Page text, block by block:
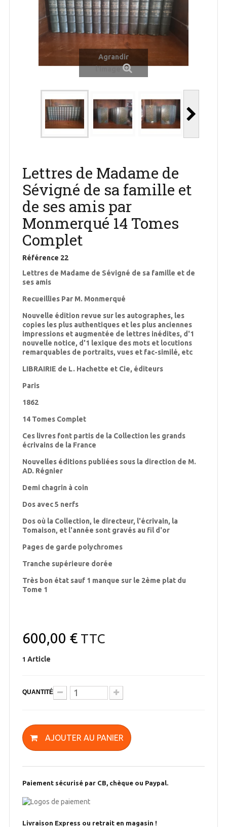
Agrandir
Lettres de Madame de
Sévigné de sa famille et
de ses amis par
Monmerqué 14 Tomes
Complet
Référence 22
Lettres de Madame de Sévigné de sa famille et de
ses amis
Recueillies Par M. Monmerqué
Nouvelle édition revue sur les autographes, les
copies les plus authentiques et les plus anciennes
impressions et augmentée de lettres inédites, d'1
nouvelle notice, d'1 lexique des mots et locutions
remarquables de portraits, vues et fac-similé, etc
LIBRAIRIE de L. Hachette et Cie, éditeurs
Paris
1862
14 Tomes Complet
Ces livres font partis de la Collection les grands
écrivains de la France
Nouvelles éditions publiées sous la direction de M.
AD. Régnier
Demi chagrin à coin
Dos avec 5 nerfs
Dos où la Collection, le directeur, l'écrivain, la
Tomaison, et l'année sont gravés au fil d'or
Pages de garde polychromes
Tranche supérieure dorée
Très bon état sauf 1 manque sur le 2ème plat du
Tome 1
600,00 €TTC
1 Article
QUANTITÉ
AJOUTER AU PANIER
Paiement sécurisé par CB, chèque ou Paypal.
Livraison Express ou retrait en magasin !